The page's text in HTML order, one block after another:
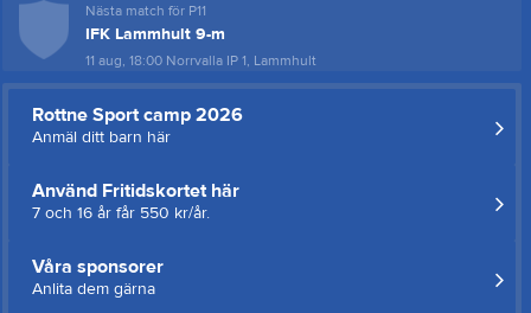
Nästa match för P11
IFK Lammhult 9-m
11 aug, 18:00 Norrvalla IP 1, Lammhult
Rottne Sport camp 2026
Anmäl ditt barn här
Använd Fritidskortet här
7 och 16 år får 550 kr/år.
Våra sponsorer
Anlita dem gärna